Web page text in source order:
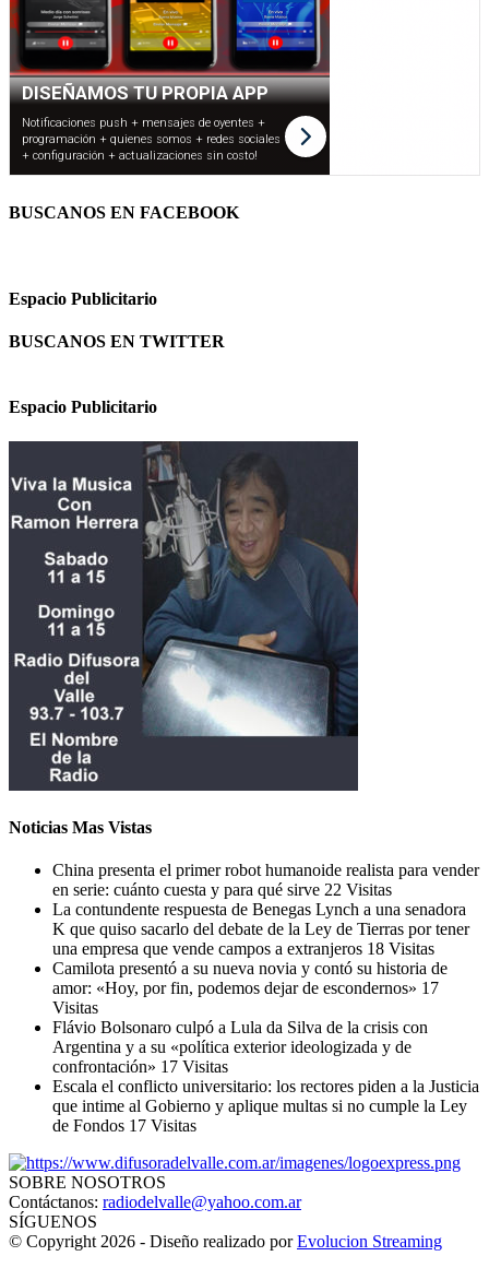
BUSCANOS EN FACEBOOK
Espacio Publicitario
BUSCANOS EN TWITTER
Espacio Publicitario
Noticias Mas Vistas
China presenta el primer robot humanoide realista para vender
en serie: cuánto cuesta y para qué sirve 22 Visitas
La contundente respuesta de Benegas Lynch a una senadora
K que quiso sacarlo del debate de la Ley de Tierras por tener
una empresa que vende campos a extranjeros 18 Visitas
Camilota presentó a su nueva novia y contó su historia de
amor: «Hoy, por fin, podemos dejar de escondernos» 17
Visitas
Flávio Bolsonaro culpó a Lula da Silva de la crisis con
Argentina y a su «política exterior ideologizada y de
confrontación» 17 Visitas
Escala el conflicto universitario: los rectores piden a la Justicia
que intime al Gobierno y aplique multas si no cumple la Ley
de Fondos 17 Visitas
SOBRE NOSOTROS
Contáctanos: radiodelvalle@yahoo.com.ar
SÍGUENOS
© Copyright 2026 - Diseño realizado porEvolucion Streaming